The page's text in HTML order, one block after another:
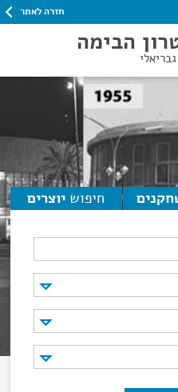
חזרה לאתר
הבימה
חיפוש יוצרים